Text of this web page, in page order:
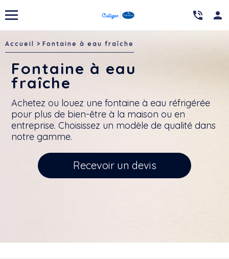
 person
Accueil Fontaine à eau fraîche
Fontaine à eau
fraîche
Achetez ou louez une fontaine à eau réfrigérée
pour plus de bien-être à la maison ou en
entreprise. Choisissez un modèle de qualité dans
notre gamme.
Recevoir un devis